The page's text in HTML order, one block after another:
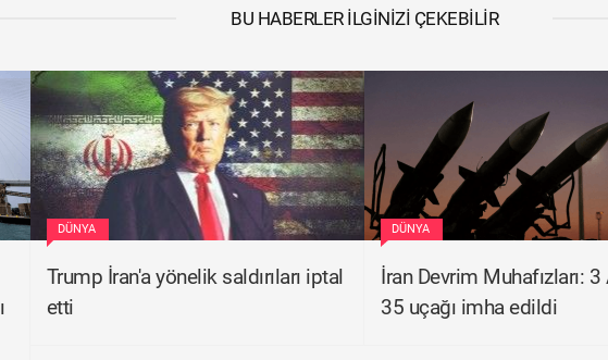
BU HABERLER İLGINIZI ÇEKEBILIR
DÜNYA
Trump İran'a yönelik saldırıları iptal
etti
DÜNYA
İran Devrim Muhafızları: 3
35 uçağı imha edildi